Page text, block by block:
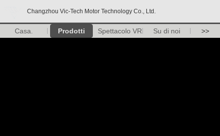
Changzhou Vic-Tech Motor Technology Co., Ltd.
Casa. Prodotti Spettacolo VR Su di noi >>